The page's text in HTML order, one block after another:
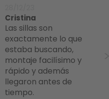
Cristina
Las sillas son
exactamente lo que
estaba buscando,
montaje facilísimo y
rápido y además
llegaron antes de
tiempo.